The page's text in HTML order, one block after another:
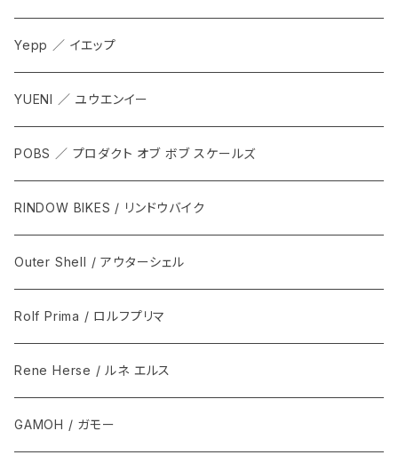
Yepp ／ イエップ
YUENI ／ ユウエンイー
POBS ／ プロダクト オブ ボブ スケールズ
RINDOW BIKES / リンドウバイク
Outer Shell / アウターシェル
Rolf Prima / ロルフプリマ
Rene Herse / ルネ エルス
GAMOH / ガモー